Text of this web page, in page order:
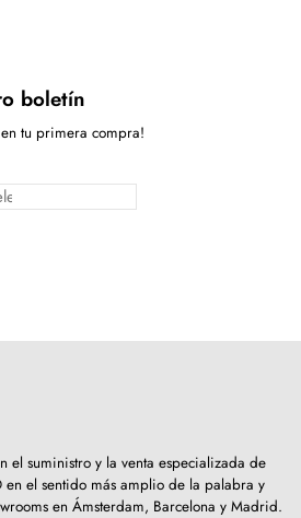
boletín
tu primera compra!
el suministro y la venta especializada de
en el sentido más amplio de la palabra y
en Ámsterdam, Barcelona y Madrid.